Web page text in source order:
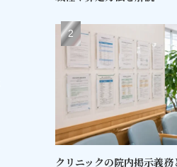
クリニックの院内掲示義